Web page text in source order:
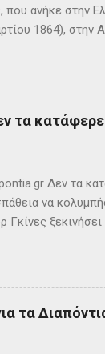
ανήκε στην
1864), στην
της ονομασία
από την
την αναφέρει
τα
Δεν τα
να
Γκίνες
Τη νύχτα
τη
τα